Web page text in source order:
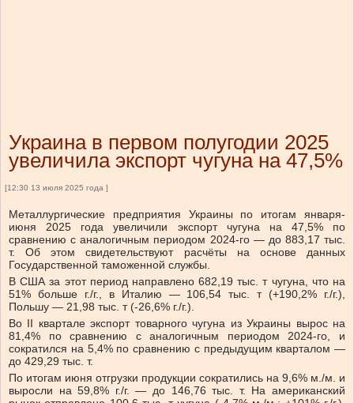
Украина в первом полугодии 2025
увеличила экспорт чугуна на 47,5%
[12:30 13 июля 2025 года ]
Металлургические предприятия Украины по итогам января-
июня 2025 года увеличили экспорт чугуна на 47,5% по
сравнению с аналогичным периодом 2024-го — до 883,17 тыс.
т. Об этом свидетельствуют расчёты на основе данных
Государственной таможенной службы.
В США за этот период направлено 682,19 тыс. т чугуна, что на
51% больше г./г., в Италию — 106,54 тыс. т (+190,2% г./г.),
Польшу — 21,98 тыс. т (-26,6% г./г.).
Во II квартале экспорт товарного чугуна из Украины вырос на
81,4% по сравнению с аналогичным периодом 2024-го, и
сократился на 5,4% по сравнению с предыдущим кварталом —
до 429,29 тыс. т.
По итогам июня отгрузки продукции сократились на 9,6% м./м. и
выросли на 59,8% г./г. — до 146,76 тыс. т. На американский